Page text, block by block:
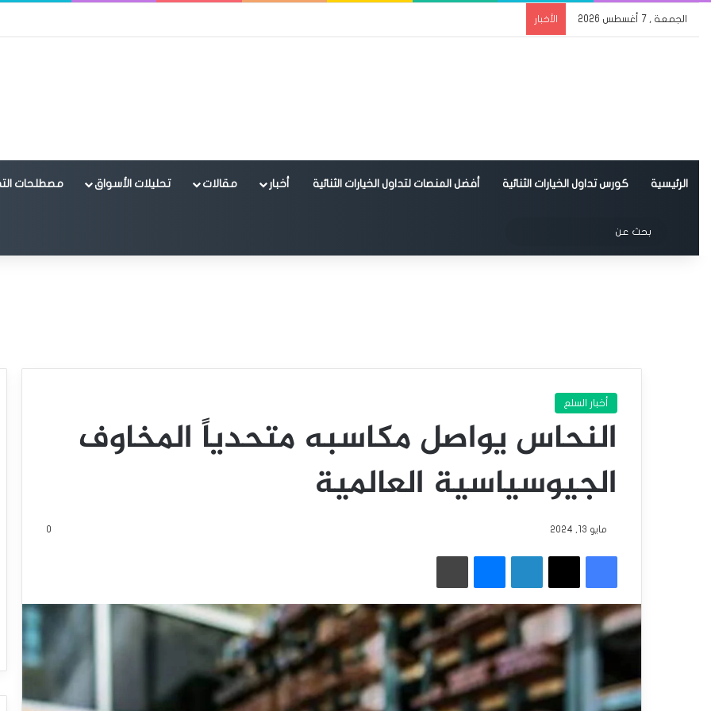
الجمعة , 7 أغسطس 2026 الأخبار
الرئيسية كورس تداول الخيارات الثنائية أفضل المنصات لتداول الخيارات الثنائية أخبار مقالات تحليلات الأسواق مصطلحات
الوضع المظلم
عن
أخبار السلع
النحاس يواصل مكاسبه متحدياً المخاوف
الجيوسياسية العالمية
مايو 13, 2024 0
فيسبوك
‫X لينكدإن ماسنجر طباعة